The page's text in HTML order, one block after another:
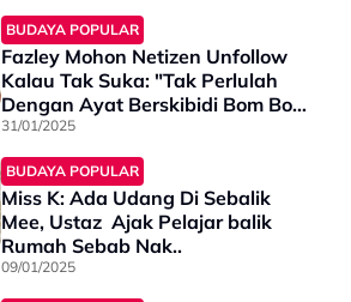
BUDAYA POPULAR
Fazley Mohon Netizen Unfollow
Kalau Tak Suka: "Tak Perlulah
Dengan Ayat Berskibidi Bom Bom
Sekadar”
31/01/2025
BUDAYA POPULAR
Miss K: Ada Udang Di Sebalik
Mee, Ustaz Ajak Pelajar balik
Rumah Sebab Nak..
09/01/2025